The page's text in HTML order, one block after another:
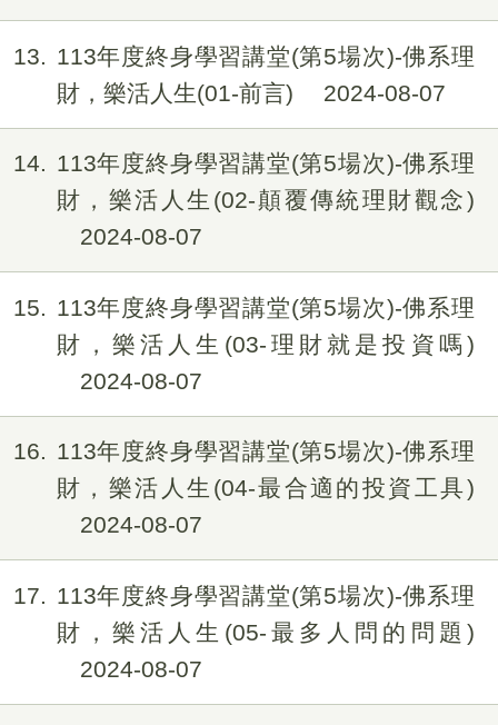
13
113年度終身學習講堂(第5場次)-佛系理
財，樂活人生(01-前言)
2024-08-07
14
113年度終身學習講堂(第5場次)-佛系理
財，樂活人生(02-顛覆傳統理財觀念)
2024-08-07
15
113年度終身學習講堂(第5場次)-佛系理
財，樂活人生(03-理財就是投資嗎)
2024-08-07
16
113年度終身學習講堂(第5場次)-佛系理
財，樂活人生(04-最合適的投資工具)
2024-08-07
17
113年度終身學習講堂(第5場次)-佛系理
財，樂活人生(05-最多人問的問題)
2024-08-07